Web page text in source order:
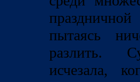
пытаясь
разлить.
исчезала,